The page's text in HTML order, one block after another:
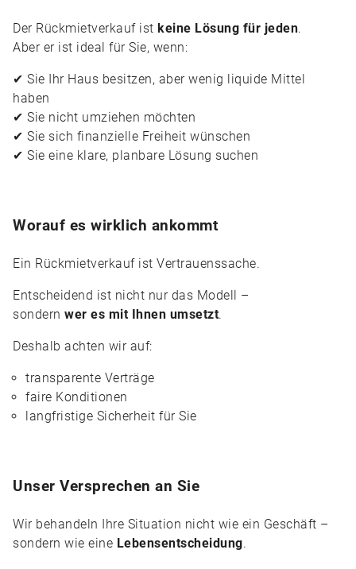
Der Rückmietverkauf ist keine Lösung für jeden.
Aber er ist ideal für Sie, wenn:
✔ Sie Ihr Haus besitzen, aber wenig liquide Mittel
haben
✔ Sie nicht umziehen möchten
✔ Sie sich finanzielle Freiheit wünschen
✔ Sie eine klare, planbare Lösung suchen
Worauf es wirklich ankommt
Ein Rückmietverkauf ist Vertrauenssache.
Entscheidend ist nicht nur das Modell –
sondern wer es mit Ihnen umsetzt.
Deshalb achten wir auf:
transparente Verträge
faire Konditionen
langfristige Sicherheit für Sie
Unser Versprechen an Sie
Wir behandeln Ihre Situation nicht wie ein Geschäft –
sondern wie eine Lebensentscheidung.